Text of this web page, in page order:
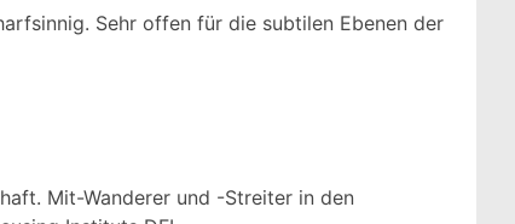
Sehr offen für die subtilen Ebenen der
Mit-Wanderer und -Streiter in den